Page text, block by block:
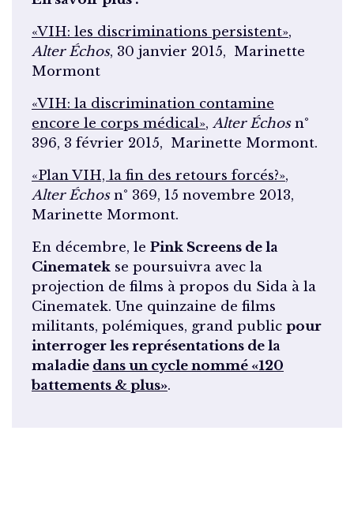
«VIH: les discriminations persistent»,
Alter Échos, 30 janvier 2015, Marinette
Mormont
«VIH: la discrimination contamine
encore le corps médical», Alter Échosn°
396, 3 février 2015, Marinette Mormont.
«Plan VIH, la fin des retours forcés?»,
Alter Échosn° 369, 15 novembre 2013,
Marinette Mormont.
En décembre, le Pink Screens de la
Cinematek se poursuivra avec la
projection de films à propos du Sida à la
Cinematek. Une quinzaine de films
militants, polémiques, grand public pour
interroger les représentations de la
maladie dans un cycle nommé «120
battements & plus».